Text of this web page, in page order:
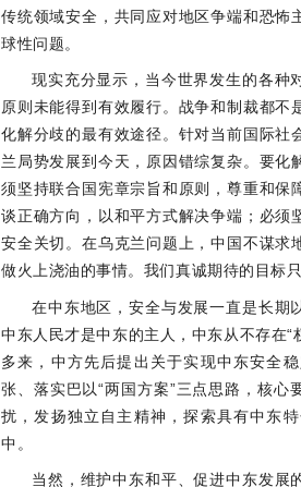
传统领域安全，共同应对地区争端和恐怖
球性问题。
现实充分显示，当今世界发生的各种
原则未能得到有效履行。战争和制裁都不
化解分歧的最有效途径。针对当前国际社
兰局势发展到今天，原因错综复杂。要化
须坚持联合国宪章宗旨和原则，尊重和保
谈正确方向，以和平方式解决争端；必须
安全关切。在乌克兰问题上，中国不谋求
做火上浇油的事情。我们真诚期待的目标
在中东地区，安全与发展一直是长期
中东人民才是中东的主人，中东从不存在“
多来，中方先后提出关于实现中东安全
张、落实巴以“两国方案”三点思路，核
扰，发扬独立自主精神，探索具有中东
中。
当然，维护中东和平、促进中东发展